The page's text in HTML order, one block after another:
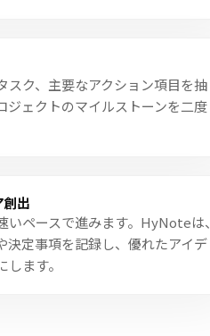
スク、主要なアクション項目を抽
ジェクトのマイルストーンを二度
創出
ペースで進みます。HyNoteは、
決定事項を記録し、優れたアイデ
ます。